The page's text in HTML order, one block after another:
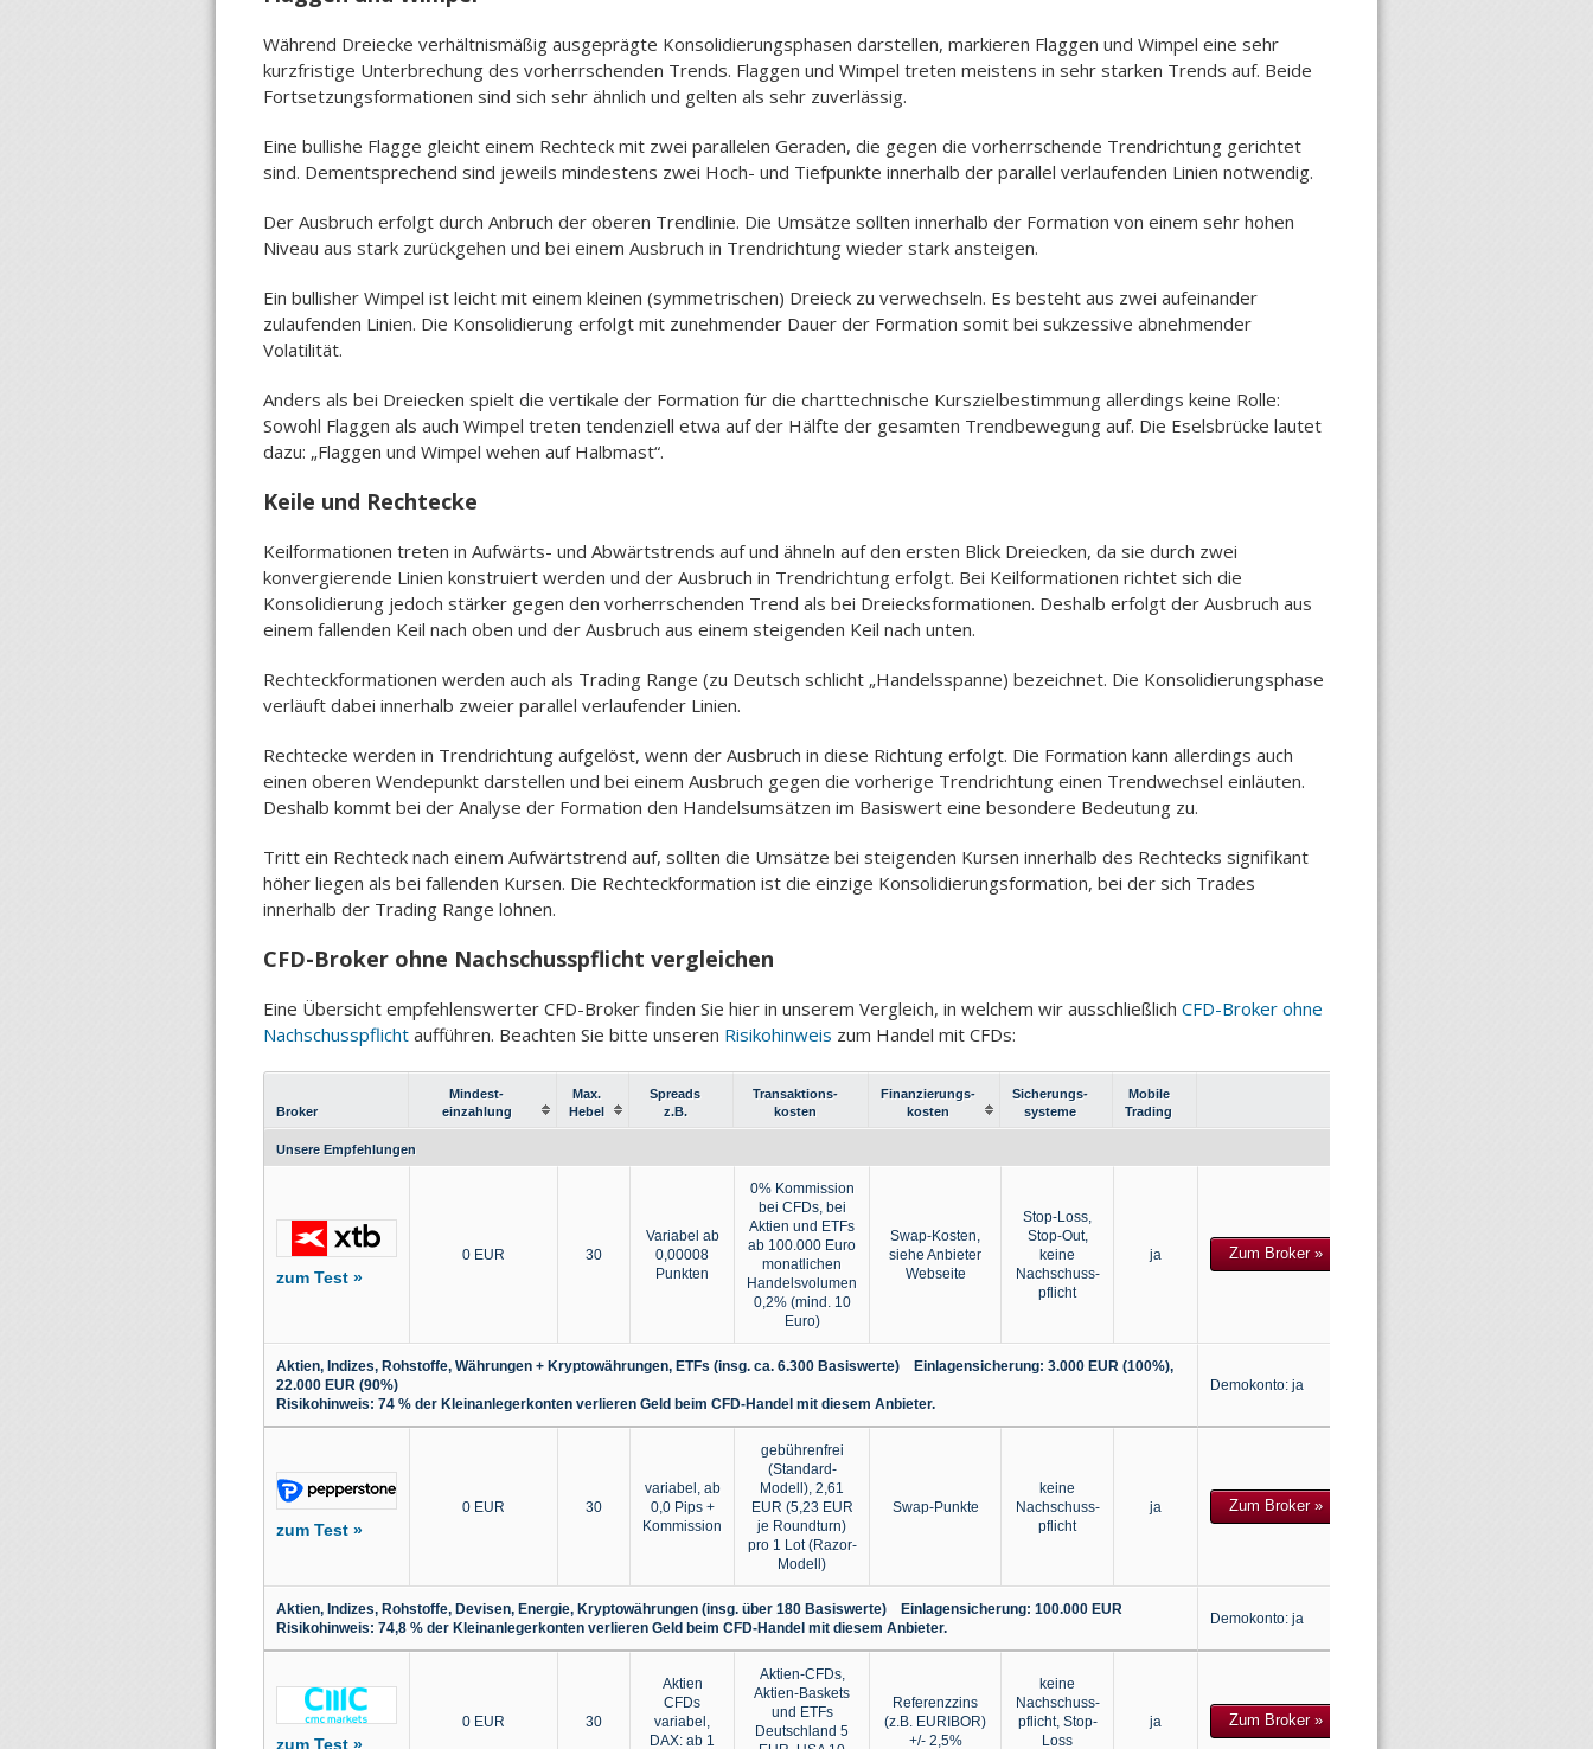
Während Dreiecke verhältnismäßig ausgeprägte Konsolidierungsphasen darstellen, markieren Flaggen und Wimpel eine sehr
kurzfristige Unterbrechung des vorherrschenden Trends. Flaggen und Wimpel treten meistens in sehr starken Trends auf. Beide
Fortsetzungsformationen sind sich sehr ähnlich und gelten als sehr zuverlässig.
Eine bullishe Flagge gleicht einem Rechteck mit zwei parallelen Geraden, die gegen die vorherrschende Trendrichtung gerichtet
sind. Dementsprechend sind jeweils mindestens zwei Hoch- und Tiefpunkte innerhalb der parallel verlaufenden Linien notwendig.
Der Ausbruch erfolgt durch Anbruch der oberen Trendlinie. Die Umsätze sollten innerhalb der Formation von einem sehr hohen
Niveau aus stark zurückgehen und bei einem Ausbruch in Trendrichtung wieder stark ansteigen.
Ein bullisher Wimpel ist leicht mit einem kleinen (symmetrischen) Dreieck zu verwechseln. Es besteht aus zwei aufeinander
zulaufenden Linien. Die Konsolidierung erfolgt mit zunehmender Dauer der Formation somit bei sukzessive abnehmender
Volatilität.
Anders als bei Dreiecken spielt die vertikale der Formation für die charttechnische Kurszielbestimmung allerdings keine Rolle:
Sowohl Flaggen als auch Wimpel treten tendenziell etwa auf der Hälfte der gesamten Trendbewegung auf. Die Eselsbrücke lautet
dazu: „Flaggen und Wimpel wehen auf Halbmast“.
Keile und Rechtecke
Keilformationen treten in Aufwärts- und Abwärtstrends auf und ähneln auf den ersten Blick Dreiecken, da sie durch zwei
konvergierende Linien konstruiert werden und der Ausbruch in Trendrichtung erfolgt. Bei Keilformationen richtet sich die
Konsolidierung jedoch stärker gegen den vorherrschenden Trend als bei Dreiecksformationen. Deshalb erfolgt der Ausbruch aus
einem fallenden Keil nach oben und der Ausbruch aus einem steigenden Keil nach unten.
Rechteckformationen werden auch als Trading Range (zu Deutsch schlicht „Handelsspanne) bezeichnet. Die Konsolidierungsphase
verläuft dabei innerhalb zweier parallel verlaufender Linien.
Rechtecke werden in Trendrichtung aufgelöst, wenn der Ausbruch in diese Richtung erfolgt. Die Formation kann allerdings auch
einen oberen Wendepunkt darstellen und bei einem Ausbruch gegen die vorherige Trendrichtung einen Trendwechsel einläuten.
Deshalb kommt bei der Analyse der Formation den Handelsumsätzen im Basiswert eine besondere Bedeutung zu.
Tritt ein Rechteck nach einem Aufwärtstrend auf, sollten die Umsätze bei steigenden Kursen innerhalb des Rechtecks signifikant
höher liegen als bei fallenden Kursen. Die Rechteckformation ist die einzige Konsolidierungsformation, bei der sich Trades
innerhalb der Trading Range lohnen.
CFD-Broker ohne Nachschusspflicht vergleichen
Eine Übersicht empfehlenswerter CFD-Broker finden Sie hier in unserem Vergleich, in welchem wir ausschließlich CFD-Broker ohne
Nachschusspflicht aufführen. Beachten Sie bitte unseren Risikohinweis zum Handel mit CFDs:
Broker
Mindest-
einzahlung
Max.
Hebel
Spreads
z.B.
Transaktions-
kosten
Finanzierungs-
kosten
Sicherungs-
systeme
Mobile
Trading
Unsere Empfehlungen
zum Test »
0 EUR 30
Variabel ab
0,00008
Punkten
0% Kommission
bei CFDs, bei
Aktien und ETFs
ab 100.000 Euro
monatlichen
Handelsvolumen
0,2% (mind. 10
Euro)
Swap-Kosten,
siehe Anbieter
Webseite
Stop-Loss,
Stop-Out,
keine
Nachschuss-
pflicht
ja Zum Broker »
Aktien, Indizes, Rohstoffe, Währungen + Kryptowährungen, ETFs (insg. ca. 6.300 Basiswerte) Einlagensicherung: 3.000 EUR (100%),
22.000 EUR (90%)
Risikohinweis: 74 % der Kleinanlegerkonten verlieren Geld beim CFD-Handel mit diesem Anbieter.
Demokonto: ja
zum Test »
0 EUR 30
variabel, ab
0,0 Pips +
Kommission
gebührenfrei
(Standard-
Modell), 2,61
EUR (5,23 EUR
je Roundturn)
pro 1 Lot (Razor-
Modell)
Swap-Punkte
keine
Nachschuss-
pflicht
ja Zum Broker »
Aktien, Indizes, Rohstoffe, Devisen, Energie, Kryptowährungen (insg. über 180 Basiswerte) Einlagensicherung: 100.000 EUR
Risikohinweis: 74,8 % der Kleinanlegerkonten verlieren Geld beim CFD-Handel mit diesem Anbieter.
Demokonto: ja
zum Test »
0 EUR 30
Aktien
CFDs
variabel,
DAX: ab 1
Aktien-CFDs,
Aktien-Baskets
und ETFs
Deutschland 5
Referenzzins
(z.B. EURIBOR)
+/- 2,5%
keine
Nachschuss-
pflicht, Stop-
Loss
ja Zum Broker »